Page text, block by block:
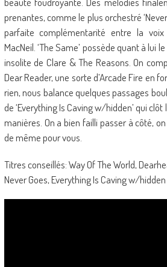
prenantes, comme le plus orchestré
parfaite complémentarité entre la
MacNeil. ‘The Same’ possède quant à lui
insolite de Clare & The Reasons. On
Dear Reader, une sorte d’Arcade Fire en
rien, nous balance quelques passages
de ‘Everything Is Caving w/hidden’ qui clôt
manières. On a bien failli passer à côté, on
de même pour vous.
Titres conseillés: Way Of The World,
Never Goes, Everything Is Caving w/hidden